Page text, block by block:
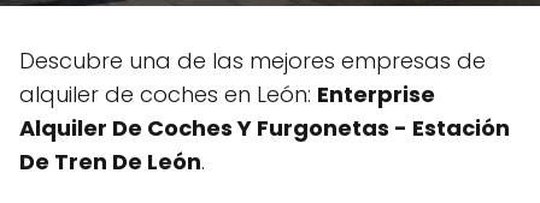
Descubre una de las mejores empresas de
alquiler de coches en León: Enterprise
Alquiler De Coches Y Furgonetas - Estación
De Tren De León.